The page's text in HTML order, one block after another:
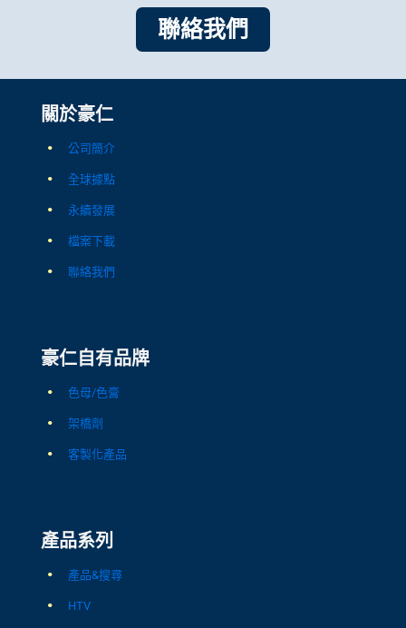
聯絡我們
關於豪仁
公司簡介
全球據點
永續發展
檔案下載
聯絡我們
豪仁自有品牌
色母/色膏
架橋劑
客製化產品
產品系列
產品&搜尋
HTV